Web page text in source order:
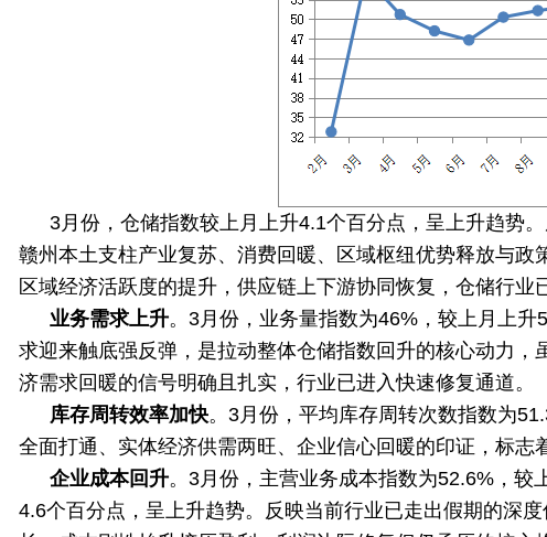
3月份，仓储指数较上月上升4.1个百分点，呈上升趋势
赣州本土支柱产业复苏、消费回暖、区域枢纽优势释放与
区域经济活跃度的提升，供应链上下游协同恢复，仓储行业
业务需求上升。 3月份，业务量指数为46%，较上月上
求迎来触底强反弹，是拉动整体仓储指数回升的核心动力
济需求回暖的信号明确且扎实，行业已进入快速修复通道。
库存周转效率加快。 3月份，平均库存周转次数指数为
全面打通、实体经济供需两旺、企业信心回暖的印证，标志
企业成本回升。 3月份，主营业务成本指数为52.6%，较
4.6个百分点，呈上升趋势。反映当前行业已走出假期的深